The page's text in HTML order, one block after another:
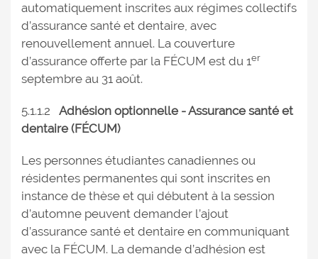
automatiquement inscrites aux régimes collectifs
d’assurance santé et dentaire, avec
renouvellement annuel. La couverture
d’assurance offerte par la FÉCUM est du 1er
septembre au 31 août.
5.1.1.2 Adhésion optionnelle - Assurance santé et
dentaire (FÉCUM)
Les personnes étudiantes canadiennes ou
résidentes permanentes qui sont inscrites en
instance de thèse et qui débutent à la session
d’automne peuvent demander l’ajout
d’assurance santé et dentaire en communiquant
avec la FÉCUM. La demande d’adhésion est